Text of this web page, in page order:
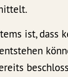
ist, dass